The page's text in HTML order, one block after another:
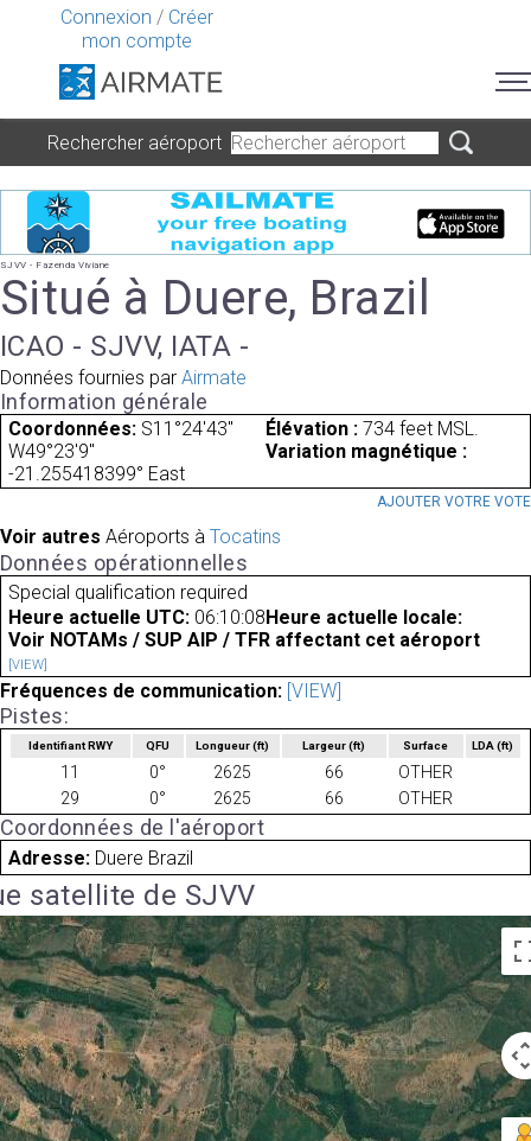
Connexion / Créer
mon compte
Rechercher aéroport
SJVV - Fazenda Viviane
Situé à Duere, Brazil
ICAO - SJVV, IATA -
Données fournies par Airmate
Information générale
Coordonnées: S11°24'43"
W49°23'9"
Élévation : 734 feet MSL.
Variation magnétique :
-21.255418399° East
AJOUTER VOTRE VOTE
Voir autres Aéroports à Tocatins
Données opérationnelles
Special qualification required
Heure actuelle UTC: 06:10:08 Heure actuelle locale:
Voir NOTAMs / SUP AIP / TFR affectant cet aéroport
[VIEW]
Fréquences de communication: [VIEW]
Pistes:
Identifiant RWY QFU Longueur(ft) Largeur(ft) Surface LDA(ft)
11 0° 2625 66
OTHER
29
0° 2625 66 OTHER
Coordonnées de l'aéroport
Adresse: Duere Brazil
satellite de SJVV